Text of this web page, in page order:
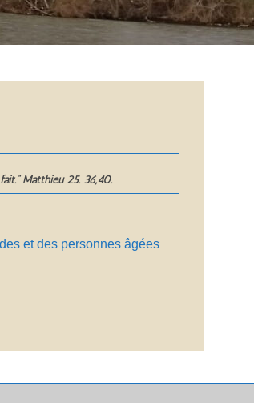
Matthieu 25. 36,40.
et des personnes âgées